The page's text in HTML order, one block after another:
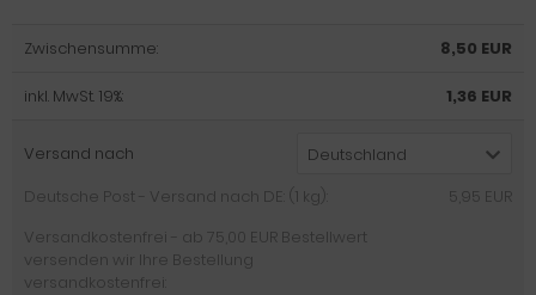
Zwischensumme: 8,50 EUR
inkl. MwSt. 19%: 1,36 EUR
Versand nach
Deutschland
Deutsche Post - Versand nach DE: (1 kg):
5,95 EUR
Versandkostenfrei - ab 75,00 EUR Bestellwert
versenden wir Ihre Bestellung
versandkostenfrei: